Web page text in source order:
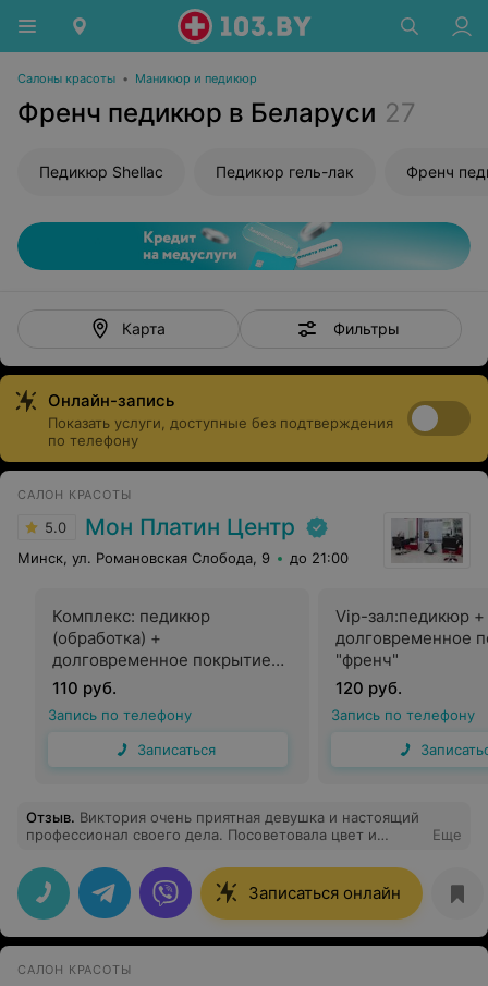
Салоны красоты • Маникюр и педикюр
Френч педикюр в Беларуси 27
Педикюр Shellac Педикюр гель-лак Френч
Карта Фильтры
Онлайн-запись
Показать услуги, доступные без подтверждения
по телефону
САЛОН КРАСОТЫ
5.0 Мон Платин Центр
Минск, ул. Романовская Слобода, 9 до 21:00
Комплекс: педикюр
(обработка) +
долговременное покрытие
"френч"
110 руб.
Запись по телефону
Записаться
Vip-зал:педикюр +
долговременное
"френч"
120 руб.
Запись по телефону
Отзыв. Виктория очень приятная девушка и настоящий
профессионал своего дела. Посоветовала цвет и
запросу. Результат оказался именно таким, каким я его
представляла. Спасибо! Обязательно приду еще.
Еще
Записаться онлайн
САЛОН КРАСОТЫ